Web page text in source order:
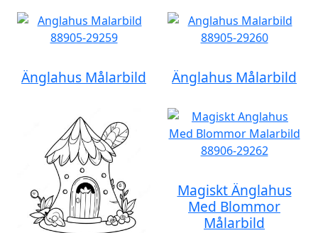
Änglahus Målarbild Änglahus Målarbild
Magiskt Änglahus
Med Blommor
Målarbild